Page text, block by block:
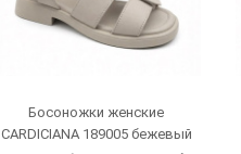
Босоножки женские
CARDICIANA 189005 бежевый